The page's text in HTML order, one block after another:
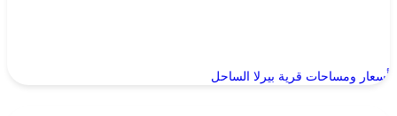
أسعار ومساحات قرية بيرلا الساحل